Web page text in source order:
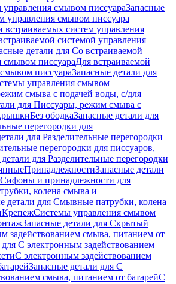
управления смывом писсуараЗапасные
управления смывом писсуара
систем управления
системой управления
детали для Со встраиваемой
смывом писсуараДля встраиваемой
писсуараЗапасные детали для
управления смывом
смыва с подачей воды, с/для
для Писсуары, режим смыва с
Без ободкаЗапасные детали для
перегородки для
для Разделительные перегородки
перегородки для писсуаров,
для Разделительные перегородки
ПринадлежностиЗапасные детали
Сифоны и принадлежности для
колена смыва и
детали для Смывные патрубки, колена
КрепежСистемы управления смывом
Запасные детали для Скрытый
задействованием смыва, питанием от
С электронным задействованием
С электронным задействованием
Запасные детали для С
смыва, питанием от батарейС